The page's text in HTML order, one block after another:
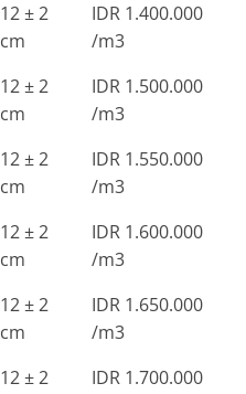
12 ± 2
cm
IDR 1.400.000
/m3
12 ± 2
cm
IDR 1.500.000
/m3
12 ± 2
cm
IDR 1.550.000
/m3
12 ± 2
cm
IDR 1.600.000
/m3
12 ± 2
cm
IDR 1.650.000
/m3
12 ± 2
IDR 1.700.000